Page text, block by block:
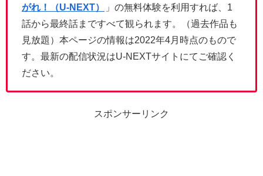
がれ！（U-NEXT）
」の無料体験を利用すれば、1
話から最終話まですべて観られます。（過去作品も
見放題）本ページの情報は2022年4月時点のもので
す。最新の配信状況はU-NEXTサイトにてご確認く
ださい。
スポンサーリンク